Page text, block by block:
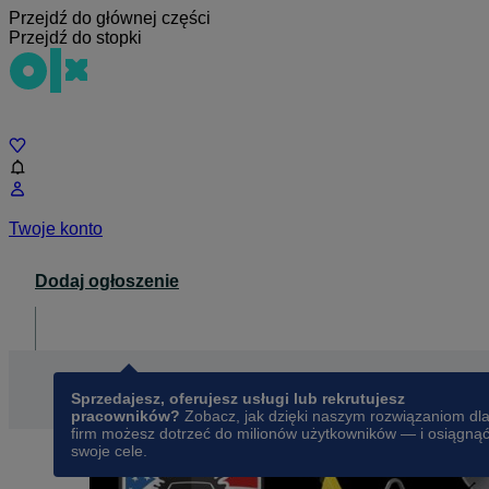
Przejdź do głównej części
Przejdź do stopki
Twoje konto
Dodaj ogłoszenie
Sprzedajesz, oferujesz usługi lub rekrutujesz
pracowników? Zobacz, jak dzięki naszym rozwiązaniom dla
firm możesz dotrzeć do milionów użytkowników — i osiągnąć
swoje cele.